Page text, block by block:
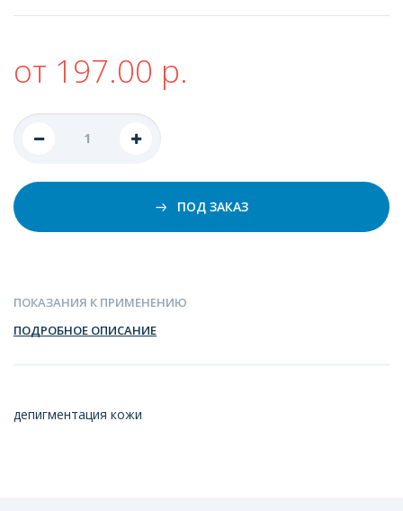
от 197.00 р.
ПОД ЗАКАЗ
ПОКАЗАНИЯ К ПРИМЕНЕНИЮ
ПОДРОБНОЕ ОПИСАНИЕ
депигментация кожи